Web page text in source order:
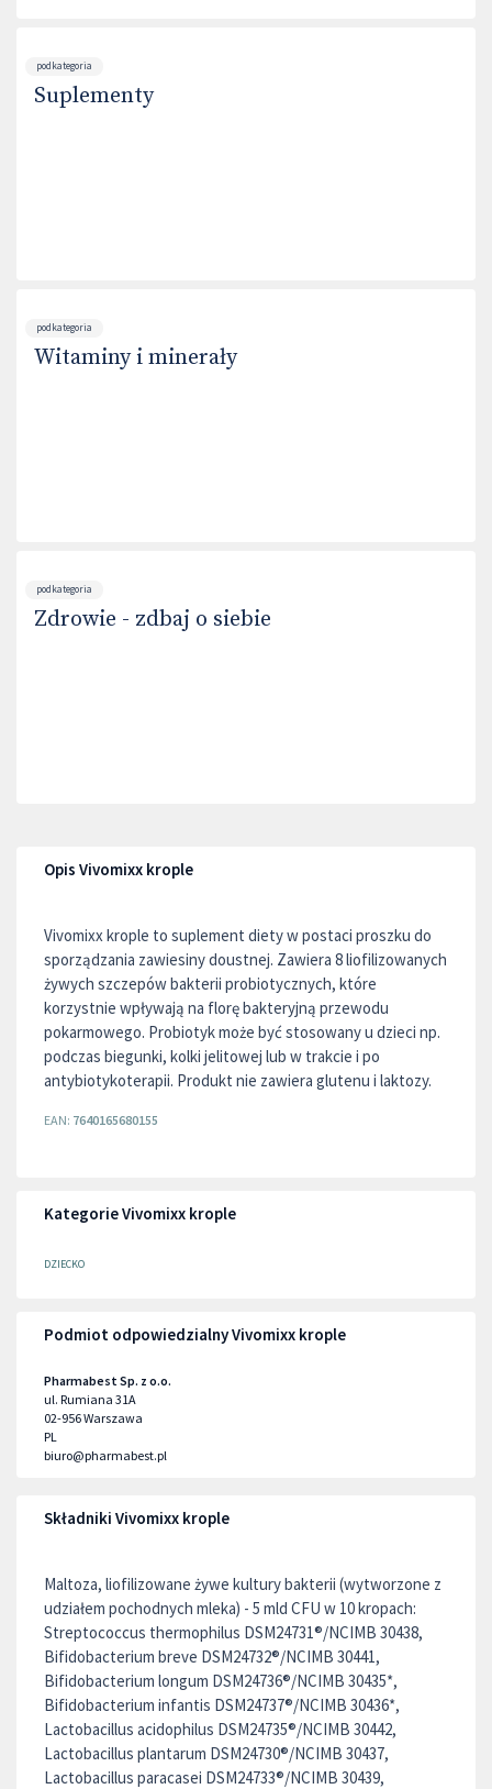
podkategoria
Suplementy
podkategoria
Witaminy i minerały
podkategoria
Zdrowie - zdbaj o siebie
Opis Vivomixx krople
Vivomixx krople to suplement diety w postaci proszku do
sporządzania zawiesiny doustnej. Zawiera 8 liofilizowanych
żywych szczepów bakterii probiotycznych, które
korzystnie wpływają na florę bakteryjną przewodu
pokarmowego. Probiotyk może być stosowany u dzieci np.
podczas biegunki, kolki jelitowej lub w trakcie i po
antybiotykoterapii. Produkt nie zawiera glutenu i laktozy.
EAN: 7640165680155
Kategorie Vivomixx krople
DZIECKO
Podmiot odpowiedzialny Vivomixx krople
Pharmabest Sp. z o.o.
ul. Rumiana 31A
02-956Warszawa
PL
biuro@pharmabest.pl
Składniki Vivomixx krople
Maltoza, liofilizowane żywe kultury bakterii (wytworzone z
udziałem pochodnych mleka) - 5 mld CFU w 10 kropach:
Streptococcus thermophilus DSM24731®/NCIMB 30438,
Bifidobacterium breve DSM24732®/NCIMB 30441,
Bifidobacterium longum DSM24736®/NCIMB 30435*,
Bifidobacterium infantis DSM24737®/NCIMB 30436*,
Lactobacillus acidophilus DSM24735®/NCIMB 30442,
Lactobacillus plantarum DSM24730®/NCIMB 30437,
Lactobacillus paracasei DSM24733®/NCIMB 30439,